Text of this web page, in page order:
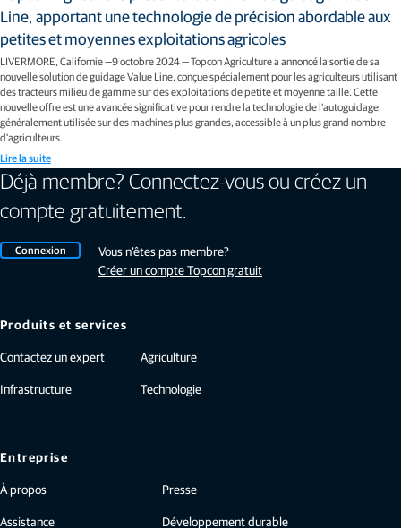
Line, apportant une technologie de précision abordable aux
petites et moyennes exploitations agricoles
LIVERMORE, Californie —9 octobre 2024 — Topcon Agriculture a annoncé la sortie de sa
nouvelle solution de guidage Value Line, conçue spécialement pour les agriculteurs utilisant
des tracteurs milieu de gamme sur des exploitations de petite et moyenne taille. Cette
nouvelle offre est une avancée significative pour rendre la technologie de l'autoguidage,
généralement utilisée sur des machines plus grandes, accessible à un plus grand nombre
d'agriculteurs.
Lire la suite
Déjà membre? Connectez-vous ou créez un
compte gratuitement.
Connexion
Vous n’êtes pas membre?
Créer un compte Topcon gratuit
Produits et services
Contactez un expert
Infrastructure
Agriculture
Technologie
Entreprise
À propos
Assistance
Presse
Développement durable